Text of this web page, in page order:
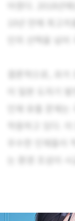
아졌다. 2018년
10년 만에 최고
인의 선택을 넘
결론적으로, 과
이 일본 도자기
인재 유출 문제
작용하고 있다.
우수한 인재들이